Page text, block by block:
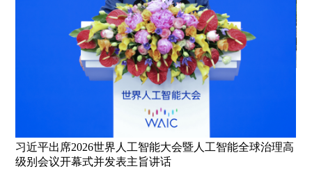
习近平出席2026世界人工智能大会暨人工智能全球治理高
级别会议开幕式并发表主旨讲话